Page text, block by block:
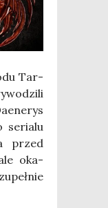
Tar­
seria­lu
przed
oka­